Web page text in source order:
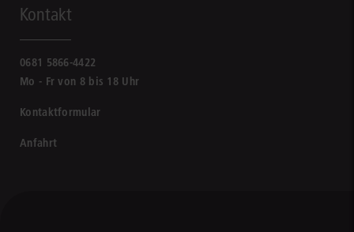
Kontakt
0681 5866-4422
Mo - Fr von 8 bis 18 Uhr
Kontaktformular
Anfahrt